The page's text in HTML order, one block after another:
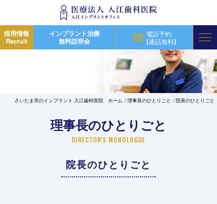
採用情報
Recruit
インプラント治療
無料説明会
電話予約
(通話無料)
さいたま市のインプラント 入江歯科医院 ホーム 理事長のひとりごと 院長のひとりごと
理事長のひとりごと
DIRECTOR'S MONOLOGUE
院長のひとりごと